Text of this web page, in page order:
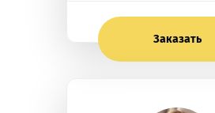
Заказать